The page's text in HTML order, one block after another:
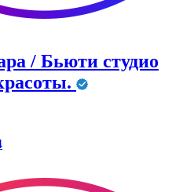
/ Бьюти студио